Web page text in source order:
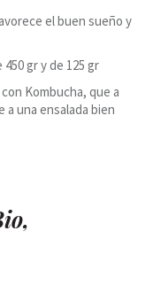
el buen sueño y
gr y de 125 gr
Kombucha, que a
a una ensalada bien